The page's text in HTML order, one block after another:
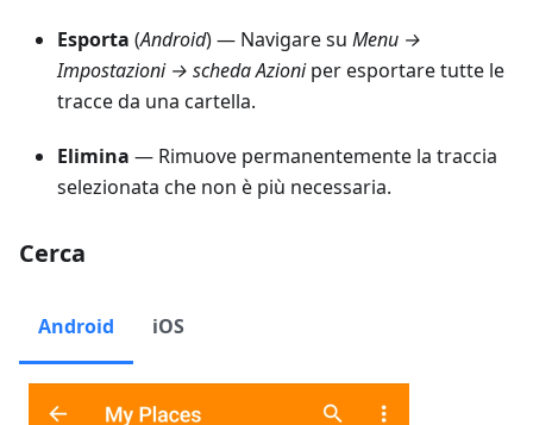
Esporta (Android) — Navigare su Menu →
Impostazioni → scheda Azioniper esportare tutte le
tracce da una cartella.
Elimina — Rimuove permanentemente la traccia
selezionata che non è più necessaria.
Cerca
Android iOS